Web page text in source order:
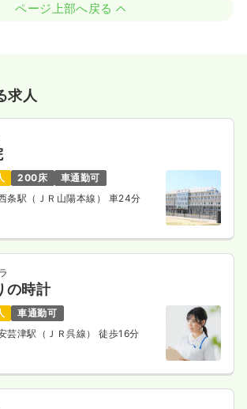
ページ上部へ戻る
求人
200床
車通勤可
条駅（ＪＲ山陽本線） 車24分
の時計
車通勤可
芸津駅（ＪＲ呉線） 徒歩16分